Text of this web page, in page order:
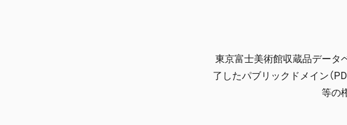
東京富士美術館収蔵品データ
了したパブリックドメイン（
等の